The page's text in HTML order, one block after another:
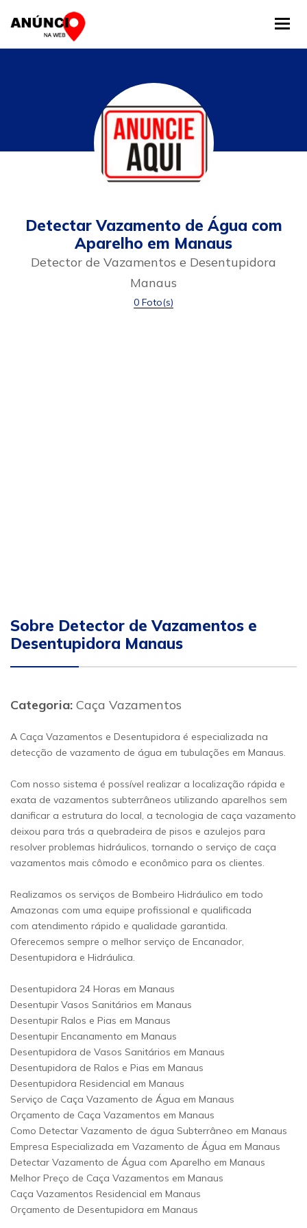
Detectar Vazamento de Água com
Aparelho em Manaus
Detector de Vazamentos e Desentupidora
Manaus
0 Foto(s)
Sobre Detector de Vazamentos e
Desentupidora Manaus
Categoria: Caça Vazamentos
A Caça Vazamentos e Desentupidora é especializada na
detecção de vazamento de água em tubulações em Manaus.
Com nosso sistema é possível realizar a localização rápida e
exata de vazamentos subterrâneos utilizando aparelhos sem
danificar a estrutura do local, a tecnologia de caça vazamento
deixou para trás a quebradeira de pisos e azulejos para
resolver problemas hidráulicos, tornando o serviço de caça
vazamentos mais cômodo e econômico para os clientes.
Realizamos os serviços de Bombeiro Hidráulico em todo
Amazonas com uma equipe profissional e qualificada
com atendimento rápido e qualidade garantida.
Oferecemos sempre o melhor serviço de Encanador,
Desentupidora e Hidráulica.
Desentupidora 24 Horas em Manaus
Desentupir Vasos Sanitários em Manaus
Desentupir Ralos e Pias em Manaus
Desentupir Encanamento em Manaus
Desentupidora de Vasos Sanitários em Manaus
Desentupidora de Ralos e Pias em Manaus
Desentupidora Residencial em Manaus
Serviço de Caça Vazamento de Água em Manaus
Orçamento de Caça Vazamentos em Manaus
Como Detectar Vazamento de água Subterrâneo em Manaus
Empresa Especializada em Vazamento de Água em Manaus
Detectar Vazamento de Água com Aparelho em Manaus
Melhor Preço de Caça Vazamentos em Manaus
Caça Vazamentos Residencial em Manaus
Orçamento de Desentupidora em Manaus